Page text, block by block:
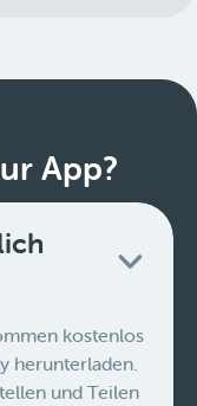
App?
kostenlos
herunterladen.
und Teilen